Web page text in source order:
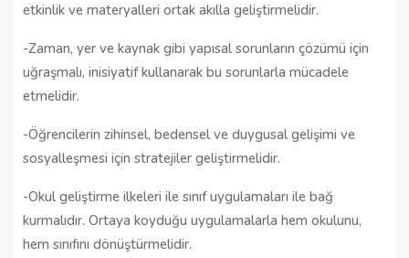
etkinlik ve materyalleri ortak akılla geliştirmelidir.
-Zaman, yer ve kaynak gibi yapısal sorunların çözümü için
uğraşmalı, inisiyatif kullanarak bu sorunlarla mücadele
etmelidir.
-Öğrencilerin zihinsel, bedensel ve duygusal gelişimi ve
sosyalleşmesi için stratejiler geliştirmelidir.
-Okul geliştirme ilkeleri ile sınıf uygulamaları ile bağ
kurmalıdır. Ortaya koyduğu uygulamalarla hem okulunu,
hem sınıfını dönüştürmelidir.